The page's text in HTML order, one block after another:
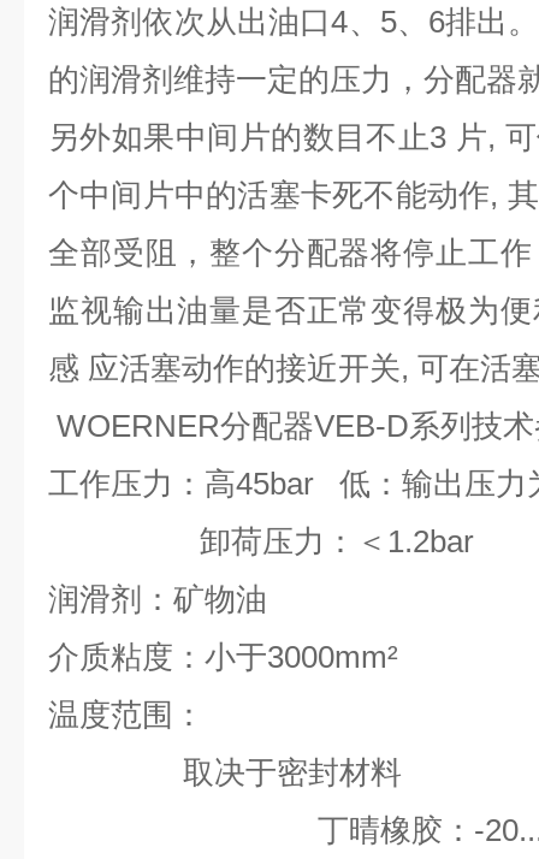
润滑剂依次从出油口4、5、6排出
的润滑剂维持一定的压力，分配器
另外如果中间片的数目不止3 片,
个中间片中的活塞卡死不能动作,
全部受阻，整个分配器将停止工
监视输出油量是否正常变得极为
感 应活塞动作的接近开关, 可在活
WOERNER分配器VEB-D系列技
工作压力：高45bar 低：输出压力
卸荷压力：＜1.2bar
润滑剂：矿物油
介质粘度：小于3000mm²
温度范围：
取决于密封材料
丁晴橡胶：-